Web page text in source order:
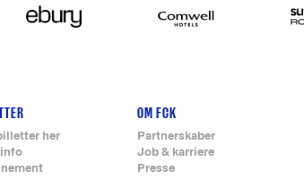
her
OM FCK
Partnerskaber
Job & karriere
Presse